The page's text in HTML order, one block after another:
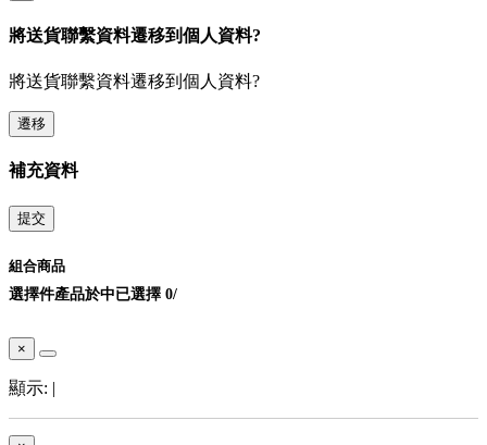
將送貨聯繫資料遷移到個人資料?
將送貨聯繫資料遷移到個人資料?
遷移
補充資料
提交
組合商品
選擇件產品於中已選擇 0/
×
顯示: |